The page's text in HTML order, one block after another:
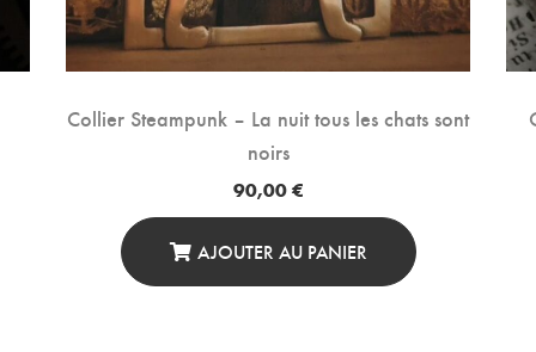
Collier Steampunk – La nuit tous les chats sont
noirs
90,00€
AJOUTER AU PANIER